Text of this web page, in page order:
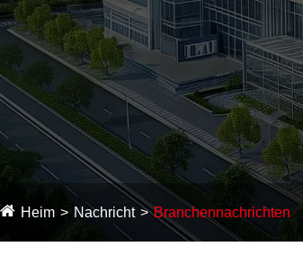
Heim Nachricht Branchennachrichten